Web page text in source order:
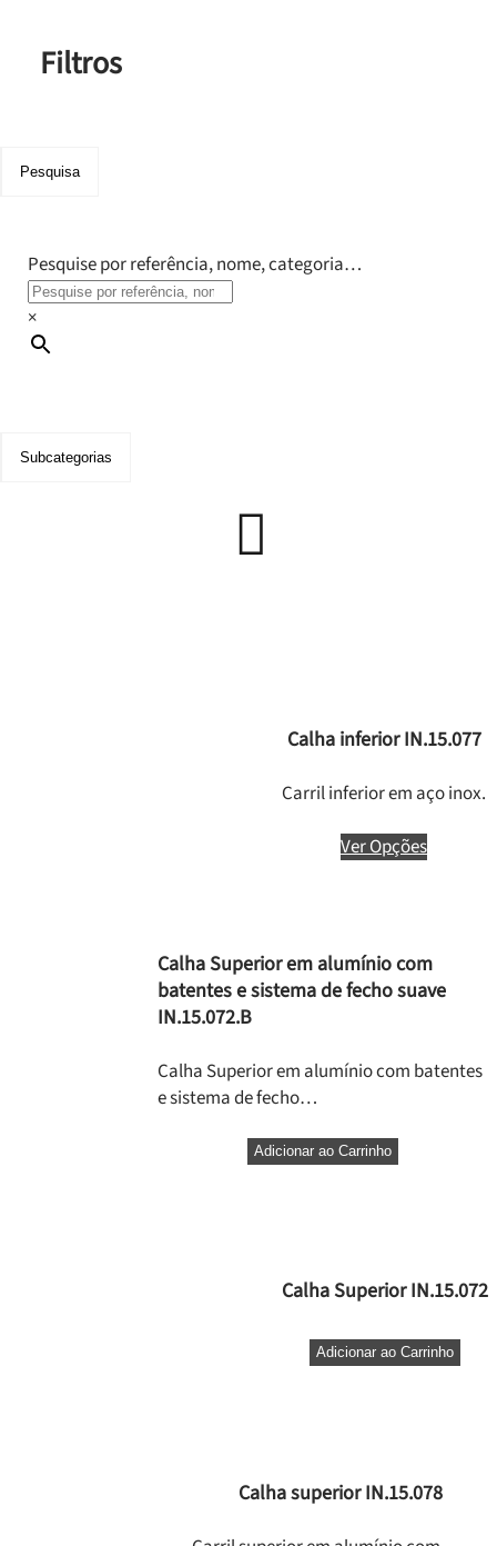
Filtros
Pesquisa
Pesquise por referência, nome, categoria…
×
Subcategorias
Calha inferior IN.15.077
Carril inferior em aço inox.
Ver Opções
Calha Superior em alumínio com
batentes e sistema de fecho suave
IN.15.072.B
Calha Superior em alumínio com batentes
e sistema de fecho…
Adicionar ao Carrinho
Calha Superior IN.15.072
Adicionar ao Carrinho
Calha superior IN.15.078